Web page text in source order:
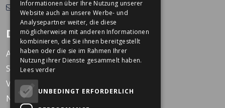
info@dekkerstweewielers.nl
Dekkers Zweiräder
Arbeiten bei Dekkers
Standorte
Veranstaltungen
Nachrichten
Informationen über Ihre Nutzung unserer
Website auch an unsere Werbe- und
Analysepartner weiter, die diese
möglicherweise mit anderen Informationen
kombinieren, die Sie ihnen bereitgestellt
haben oder die sie im Rahmen Ihrer
Nutzung ihrer Dienste gesammelt haben.
Lees verder
UNBEDINGT ERFORDERLICH